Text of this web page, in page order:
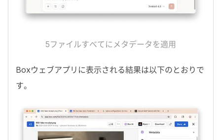
5ファイルすべてにメタデータを適用
Boxウェブアプリに表示される結果は以下のとおりで
す。